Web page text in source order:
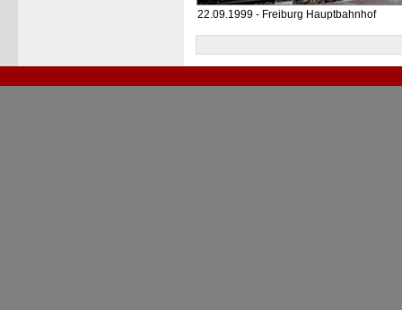
22.09.1999 - Freiburg Hauptbahnhof